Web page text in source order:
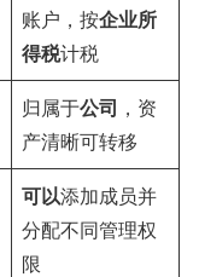
账户，按企业所
得税计税
归属于公司 ，资
产清晰可转移
可以添加成员并
分配不同管理权
限